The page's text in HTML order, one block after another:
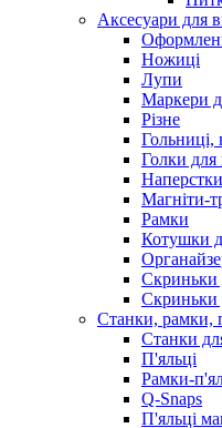
Аксесуари для
Ножиці
Лупи
Маркери
Різне
Гольниці,
Голки
Магніти-
Рамки
Котушки
Скриньки
Скриньки
Станки, рамки,
Станки
П'яльці
Рамки-
Q-Snaps
П'яльці